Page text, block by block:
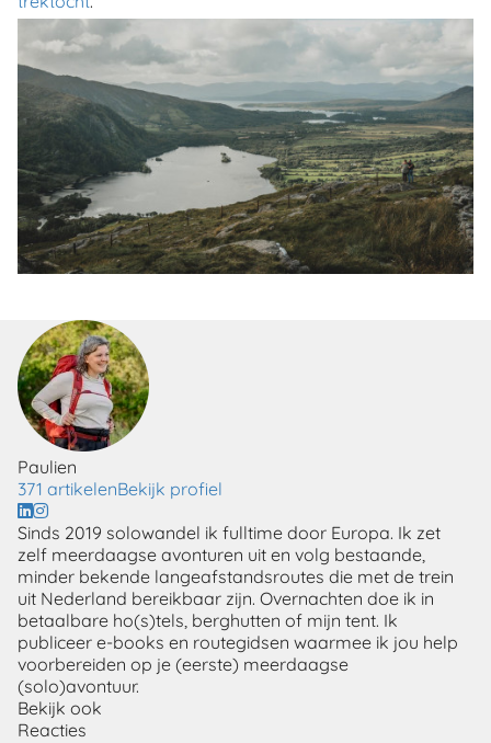
Paulien
371 artikelenBekijk profiel
Sinds 2019 solowandel ik fulltime door Europa. Ik zet
zelf meerdaagse avonturen uit en volg bestaande,
minder bekende langeafstandsroutes die met de trein
uit Nederland bereikbaar zijn. Overnachten doe ik in
betaalbare ho(s)tels, berghutten of mijn tent. Ik
publiceer e-books en routegidsen waarmee ik jou help
voorbereiden op je (eerste) meerdaagse
(solo)avontuur.
Bekijk ook
Reacties